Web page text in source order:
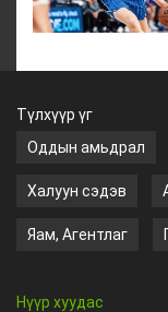
Түлхүүр үг
Оддын амьдрал
Халуун сэдэв
Яам, Агентлаг
Нүүр хуудас